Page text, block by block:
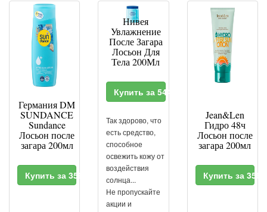
Германия DM
SUNDANCE
Sundance
Лосьон после
загара 200мл
Купить за 3590 RUR
Нивея
Увлажнение
После Загара
Лосьон Для
Тела 200Мл
Купить за 544 RUR
Так здорово, что
есть средство,
способное
освежить кожу от
воздействия
солнца...
Не пропускайте
акции и
Jean&Len
Гидро 48ч
Лосьон после
загара 200мл
Купить за